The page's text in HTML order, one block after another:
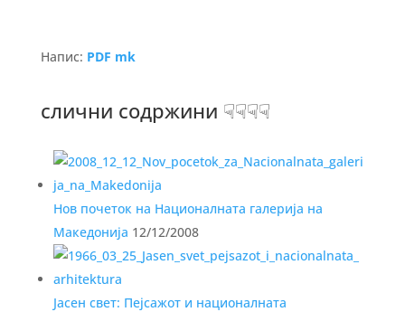
Напис: PDF mk
слични содржини ☟☟☟☟
Нов почеток на Националната галерија на
Македонија 12/12/2008
Јасен свет: Пејсажот и националната